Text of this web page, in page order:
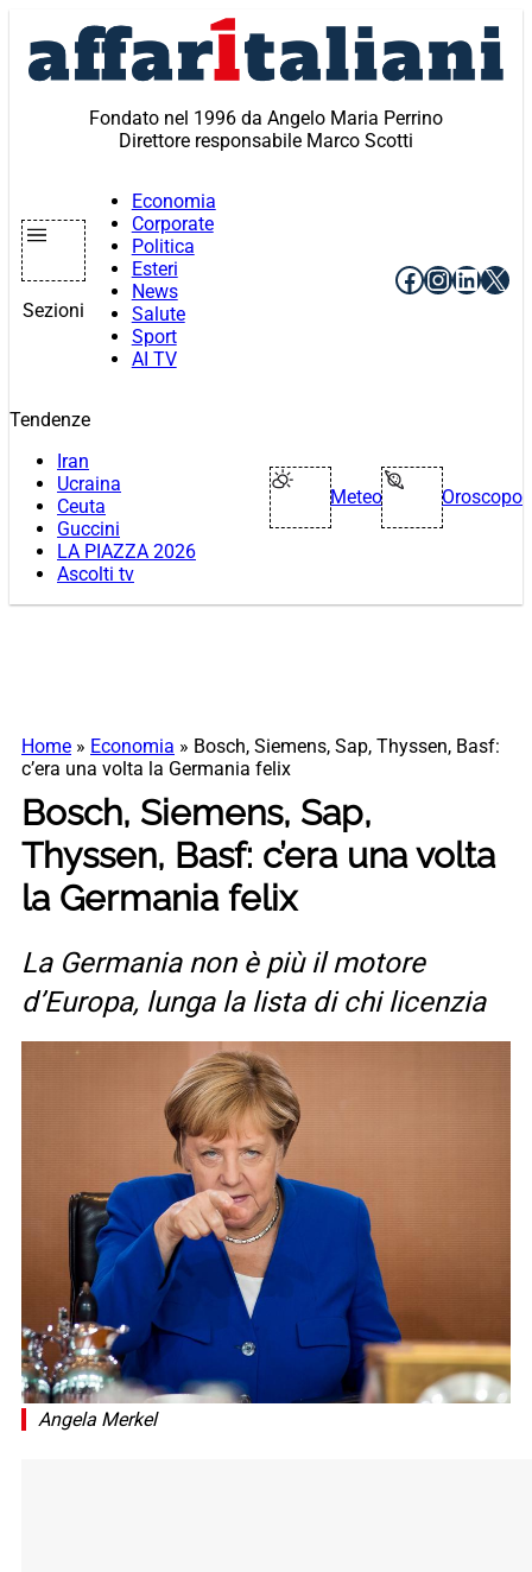
contenuto
Fondato nel 1996 da Angelo Maria Perrino
Direttore responsabile Marco Scotti
Sezioni
Economia
Corporate
Politica
Esteri
News
Salute
Sport
AI TV
Facebook
X
Tendenze
Iran
Ucraina
Ceuta
Guccini
LA PIAZZA 2026
Ascolti tv
Meteo Oroscopo
Home » Economia » Bosch, Siemens, Sap, Thyssen, Basf:
c’era una volta la Germania felix
Bosch, Siemens, Sap,
Thyssen, Basf: c’era una volta
la Germania felix
La Germania non è più il motore
d’Europa, lunga la lista di chi licenzia
Angela Merkel